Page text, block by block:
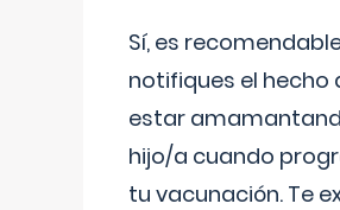
Sí, es
notifiques el hecho
estar
hijo/a cuando
tu vacunación. Te